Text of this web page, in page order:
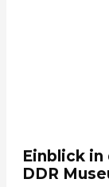
Einblick in
DDR